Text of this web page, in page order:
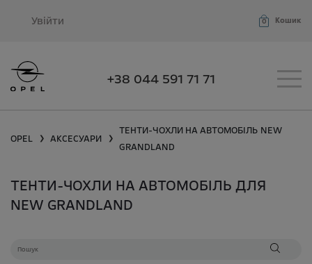
Увійти 0 Кошик
+38 044 591 71 71
OPEL ❯ АКСЕСУАРИ ❯
ТЕНТИ-ЧОХЛИ НА АВТОМОБІЛЬ NEW
GRANDLAND
ТЕНТИ-ЧОХЛИ НА АВТОМОБІЛЬ ДЛЯ
NEW GRANDLAND